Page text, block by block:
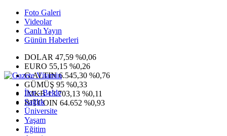
Foto Galeri
Videolar
Canlı Yayın
Günün Haberleri
DOLAR 47,59 %0,06
EURO 55,15 %0,26
G.ALTIN6.545,30 %0,76
GÜMÜŞ 95 %0,33
IMKB13.703,13 %0,11
BITCOIN 64.652 %0,93
İlçe - Belde
Sağlık
Üniversite
Yaşam
Eğitim